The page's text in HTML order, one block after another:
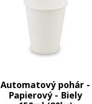
Automatový pohár -
Papierový - Biely